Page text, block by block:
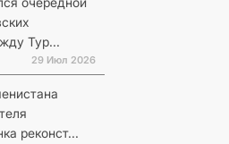
Тур...
29 Июл 2026
реконст...